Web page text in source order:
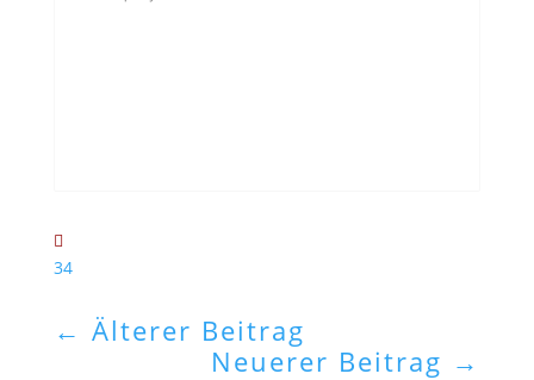
34
← Älterer Beitrag
Neuerer Beitrag →